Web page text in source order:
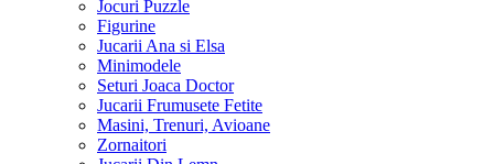
Jocuri Puzzle
Figurine
Jucarii Ana si Elsa
Minimodele
Seturi Joaca Doctor
Jucarii Frumusete Fetite
Masini, Trenuri, Avioane
Zornaitori